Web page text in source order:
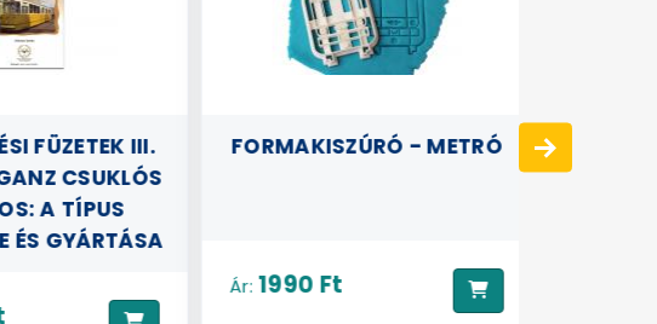
FÜZETEK III.
CSUKLÓS
A TÍPUS
ÉS GYÁRTÁSA
FORMAKISZÚRÓ - METRÓ
Ár: 1990 Ft